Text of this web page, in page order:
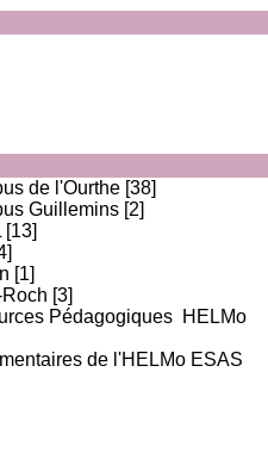
de l'Ourthe [38]
Guillemins [2]
[13]
[1]
[3]
Pédagogiques HELMo
de l'HELMo ESAS